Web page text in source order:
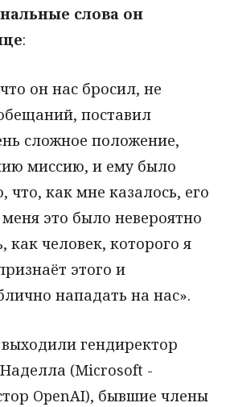
слова он
:
он нас бросил, не
поставил
сложное положение,
миссию, и ему было
что, как мне казалось, его
это было невероятно
как человек, которого я
этого и
нападать на нас».
гендиректор
(Microsoft -
OpenAI), бывшие члены